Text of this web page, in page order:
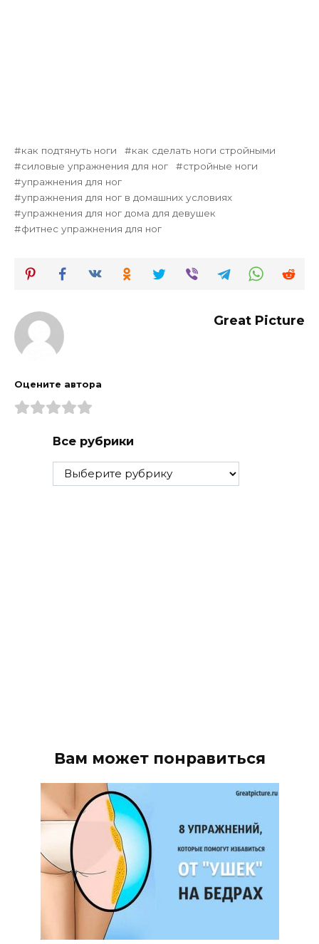
как подтянуть ноги
как сделать ноги стройными
силовые упражнения для ног
стройные ноги
упражнения для ног
упражнения для ног в домашних условиях
упражнения для ног дома для девушек
фитнес упражнения для ног
Great Picture
Оцените автора
Все рубрики
Все
рубрики
Вам может понравиться